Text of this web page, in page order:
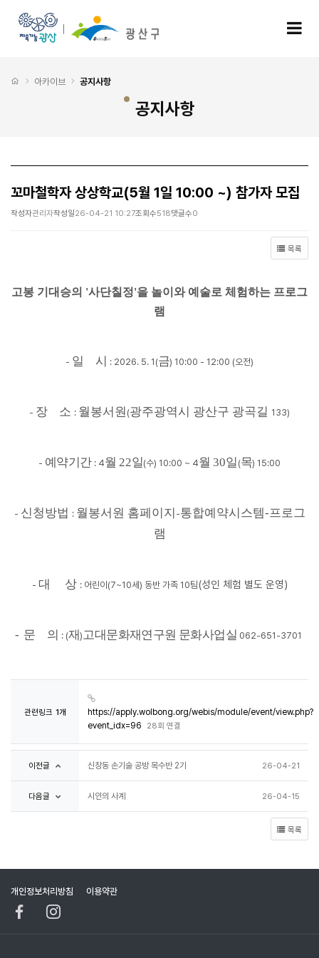
처음으로
아카이브 공지사항
공지사항
꼬마철학자 상상학교(5월 1일 10:00 ~) 참가자 모집
작성자관리자작성일26-04-21 10:27조회수518댓글수0
목록
고봉 기대승의 '사단칠정'을 놀이와 예술로 체험하는 프로그
램
- 일 시 : 2026. 5. 1(금) 10:00 - 12:00 (오전)
- 장 소 : 월봉서원 (광주광역시 광산구 광곡길 133)
- 예약기간 : 4월 22일 (수) 10:00 ~ 4월30일 (목) 15:00
- 신청방법 : 월봉서원 홈페이지 -통합예약시스템-프로그
램
- 대 상 : 어린이(7~10세) 동반 가족 10팀(성인 체험 별도 운영)
- 문 의 : (재)고대문화재연구원 문화사업실 062-651-3701
관련링크 1개
https://apply.wolbong.org/webis/module/event/view.php?
event_idx=96
28회 연결
이전글 신창동 손기술 공방 목수반 2기 26-04-21
다음글 시인의 사계 26-04-15
목록
개인정보처리방침 이용약관